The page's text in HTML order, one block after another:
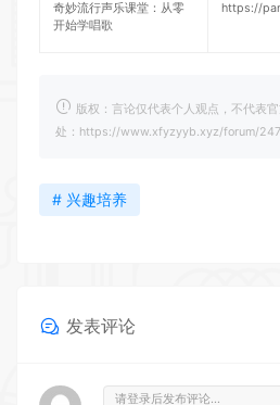
奇妙流行声乐课堂：从零
开始学唱歌
https://
版权：言论仅代表个人观点，不代表
处：https://www.xfyzyyb.xyz/forum/
# 兴趣培养
发表评论